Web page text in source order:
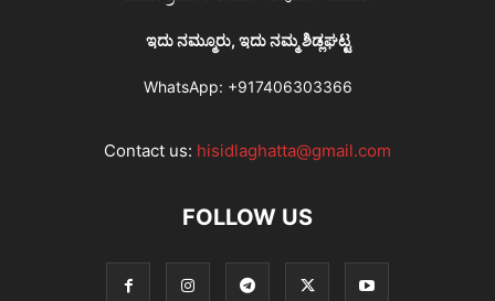
ಇದು ನಮ್ಮೂರು, ಇದು ನಮ್ಮ ಶಿಡ್ಲಘಟ್ಟ
WhatsApp: +917406303366
Contact us: hisidlaghatta@gmail.com
FOLLOW US